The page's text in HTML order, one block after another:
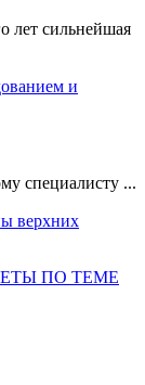
лет сильнейшая
и
специалисту ...
верхних
ПО ТЕМЕ